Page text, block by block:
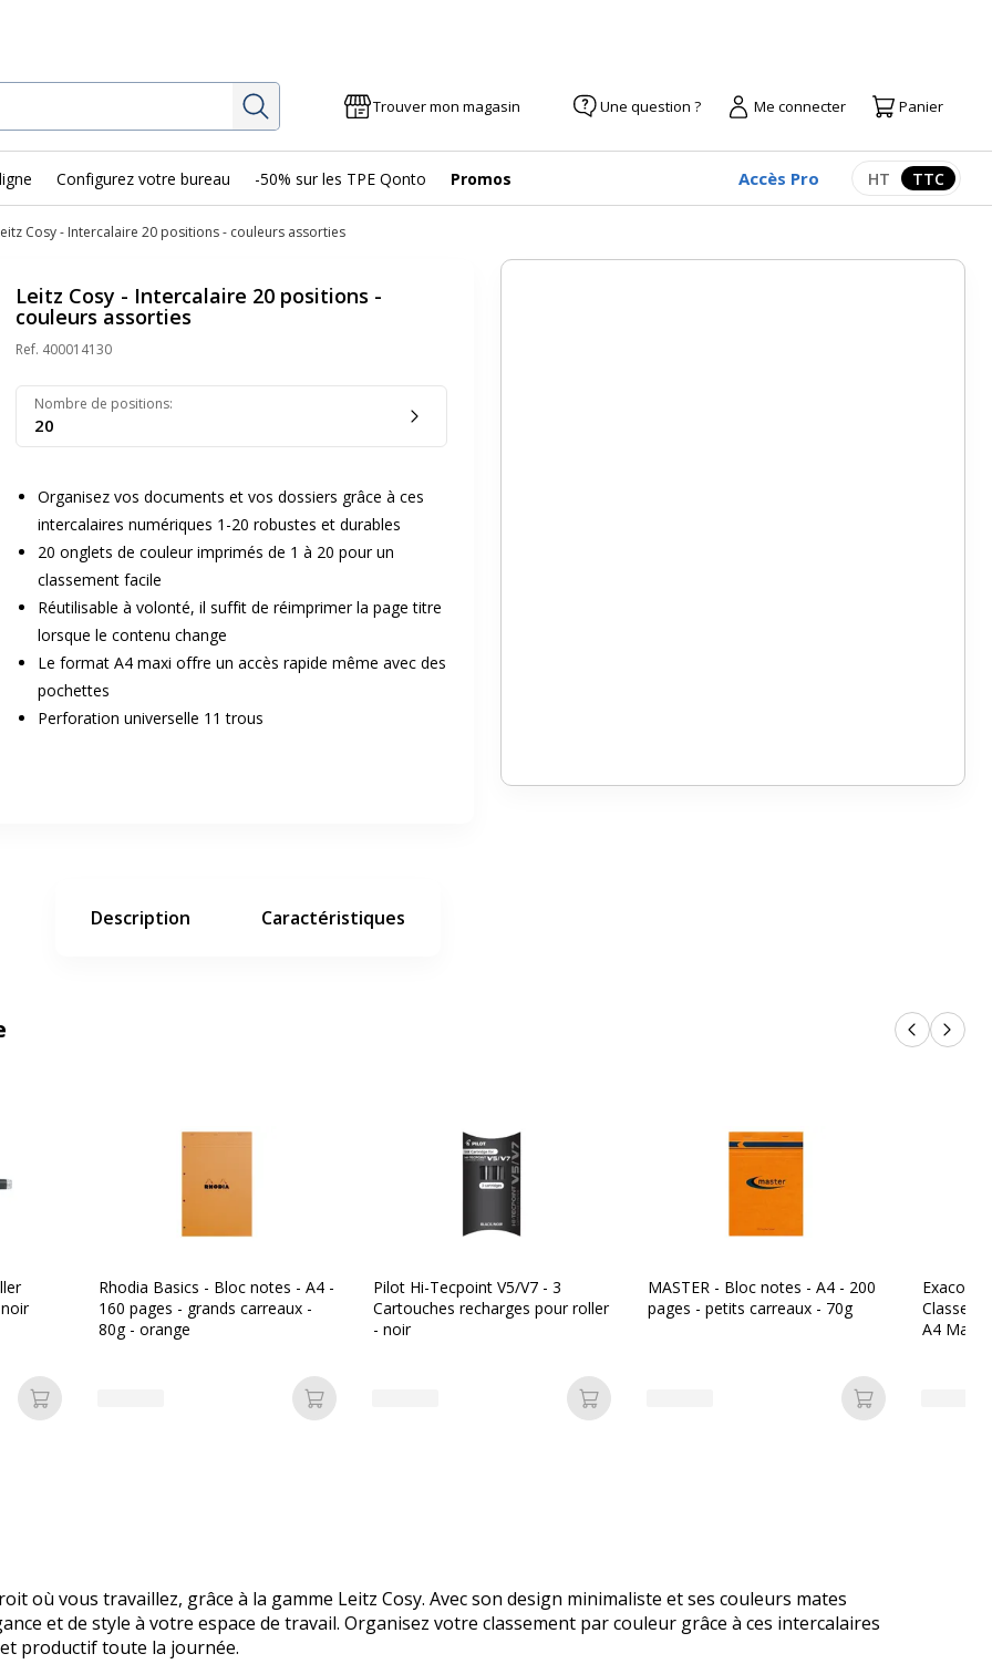
Rechercher Trouver mon magasin Une question ? Me connecter Panier
Configurez votre bureau -50% sur les TPE Qonto Promos Accès Pro Afficher les
HT TTC
Cosy - Intercalaire 20 positions - couleurs assorties
en plein écran
suivant
Leitz Cosy - Intercalaire 20 positions -
couleurs assorties
Ref. 400014130
Nombre de positions:
20
Organisez vos documents et vos dossiers grâce à ces
intercalaires numériques 1-20 robustes et durables
20 onglets de couleur imprimés de 1 à 20 pour un
classement facile
Réutilisable à volonté, il suffit de réimprimer la page titre
lorsque le contenu change
Le format A4 maxi offre un accès rapide même avec des
pochettes
Perforation universelle 11 trous
Description Caractéristiques
Produits
Ajouter au panier
Rhodia Basics - Bloc notes - A4 -
160 pages - grands carreaux -
80g - orange
Ajouter au panier
Pilot Hi-Tecpoint V5/V7 - 3
Cartouches recharges pour roller
- noir
Ajouter au panier
MASTER - Bloc notes - A4 - 200
pages - petits carreaux - 70g
Ajouter au
Classeur
A4 Maxi
où vous travaillez, grâce à la gamme Leitz Cosy. Avec son design minimaliste et ses couleurs mates
et de style à votre espace de travail. Organisez votre classement par couleur grâce à ces intercalaires
productif toute la journée.